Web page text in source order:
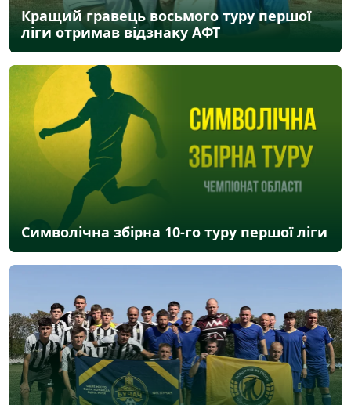
Кращий гравець восьмого туру першої
ліги отримав відзнаку АФТ
Символічна збірна 10-го туру першої ліги